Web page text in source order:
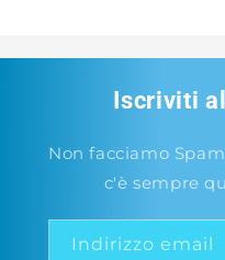
Iscriviti
Non facciamo
c'è sempre
Indirizzo email